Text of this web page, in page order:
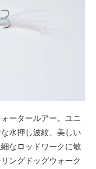
ータールアー。ユニ
水押し波紋、美しい
なロッドワークに敏
ングドッグウォーク